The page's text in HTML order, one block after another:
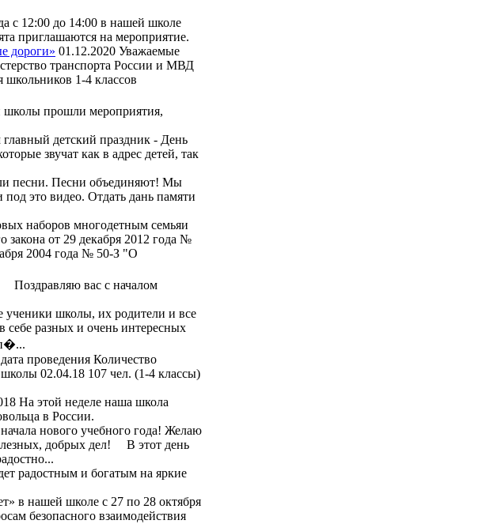
с 12:00 до 14:00 в нашей школе
приглашаются на мероприятие.
дороги» 01.12.2020 Уважаемые
транспорта России и МВД
1-4 классов
прошли мероприятия,
детский праздник - День
звучат как в адрес детей, так
песни. Песни объединяют! Мы
это видео. Отдать дань памяти
наборов многодетным семьяи
от 29 декабря 2012 года №
2004 года № 50-З "О
вас с началом
ученики школы, их родители и все
себе разных и очень интересных
проведения Количество
02.04.18 107 чел. (1-4 классы)
На этой неделе наша школа
в России.
нового учебного года! Желаю
добрых дел! В этот день
радостным и богатым на яркие
в нашей школе с 27 по 28 октября
безопасного взаимодействия